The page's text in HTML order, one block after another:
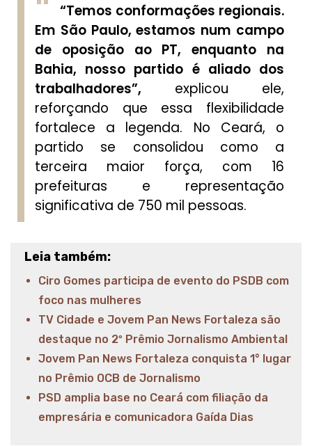
“Temos conformações regionais.
Em São Paulo, estamos num campo
de oposição ao PT, enquanto na
Bahia, nosso partido é aliado dos
trabalhadores”, explicou ele,
reforçando que essa flexibilidade
fortalece a legenda. No Ceará, o
partido se consolidou como a
terceira maior força, com 16
prefeituras e representação
significativa de 750 mil pessoas.
Leia também:
Ciro Gomes participa de evento do PSDB com
foco nas mulheres
TV Cidade e Jovem Pan News Fortaleza são
destaque no 2º Prêmio Jornalismo Ambiental
Jovem Pan News Fortaleza conquista 1° lugar
no Prêmio OCB de Jornalismo
PSD amplia base no Ceará com filiação da
empresária e comunicadora Gaída Dias